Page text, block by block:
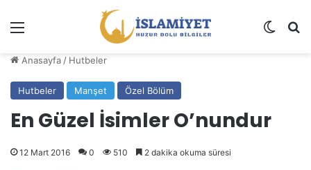
Dış
Anasayfa / Hutbeler
Hutbeler Manşet Özel Bölüm
En Güzel İsimler O’nundur
12 Mart 2016 0 510 2 dakika okuma süresi